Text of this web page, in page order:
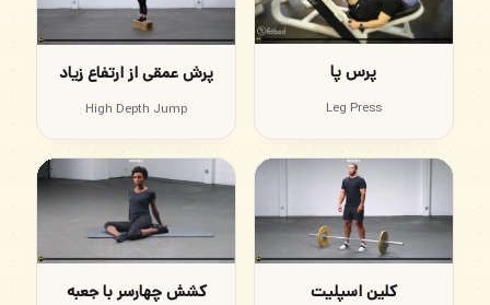
پرس پا
Leg Press
پرش عمقی از ارتفاع زیاد
High Depth Jump
کلین اسپلیت کشش چهارسر با جعبه